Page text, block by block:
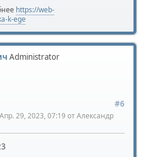
https://web-
k-ege
Administrator
#6
29, 2023, 07:19 от Александр